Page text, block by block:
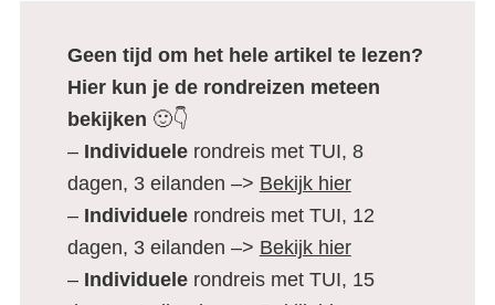
Geen tijd om het hele artikel te lezen?
Hier kun je de rondreizen meteen
bekijken 🙂👇
– Individuelerondreis met TUI, 8
dagen, 3 eilanden –> Bekijk hier
– Individuelerondreis met TUI, 12
dagen, 3 eilanden –> Bekijk hier
– Individuelerondreis met TUI, 15